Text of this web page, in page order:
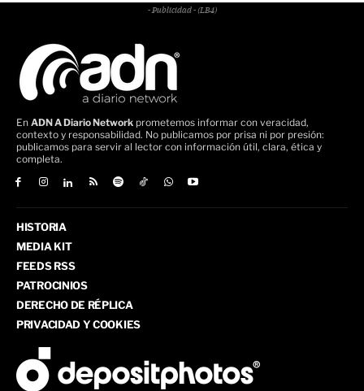
- Publicidad - (LB4)
En ADN A Diario Network prometemos informar con veracidad,
contexto y responsabilidad. No publicamos por prisa ni por presión:
publicamos para servir al lector con información útil, clara, ética y
completa.
HISTORIA
MEDIA KIT
FEEDS RSS
PATROCINIOS
DERECHO DE RÉPLICA
PRIVACIDAD Y COOKIES